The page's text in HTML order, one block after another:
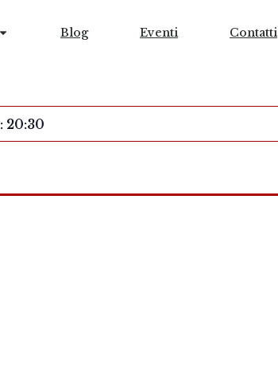
Blog Eventi Contatti
: 20:30